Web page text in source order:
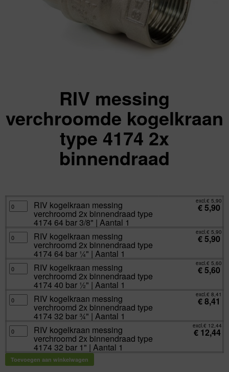
RIV messing
verchroomde kogelkraan
type 4174 2x
binnendraad
RIV
kogelkraan
messing
verchroomd
binnendraad
type
4174
|
Aantal
1
RIV kogelkraan messing
verchroomd 2x binnendraad type
4174 64 bar 3/8" | Aantal 1
excl.€ 5,90
€5,90
RIV
kogelkraan
messing
verchroomd
binnendraad
type
4174
|
Aantal
1
RIV kogelkraan messing
verchroomd 2x binnendraad type
4174 64 bar ¼" | Aantal 1
excl.€ 5,90
€5,90
RIV
kogelkraan
messing
verchroomd
binnendraad
type
4174
|
Aantal
1
RIV kogelkraan messing
verchroomd 2x binnendraad type
4174 40 bar ½" | Aantal 1
excl.€ 5,60
€5,60
RIV
kogelkraan
messing
verchroomd
binnendraad
type
4174
¾"
Aantal
RIV kogelkraan messing
verchroomd 2x binnendraad type
4174 32 bar ¾" | Aantal 1
excl.€ 8,41
€8,41
RIV
kogelkraan
messing
verchroomd
binnendraad
type
4174
RIV kogelkraan messing
verchroomd 2x binnendraad type
4174 32 bar 1" | Aantal 1
excl.€ 12,44
€ 12,44
Toevoegen aan winkelwagen